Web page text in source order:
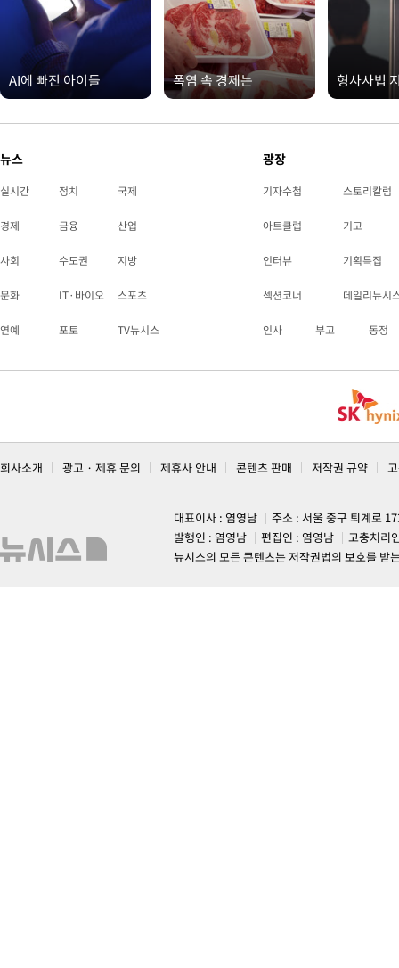
AI에 빠진 아이들 폭염 속 경제는 형사사법
뉴스
실시간 정치 국제
경제 금융 산업
사회 수도권 지방
문화 IT·바이오 스포츠
연예 포토 TV뉴시스
광장
기자수첩 스토리칼럼
아트클럽 기고
인터뷰 기획특집
섹션코너 데일리뉴시
인사 부고 동정
회사소개 광고 · 제휴 문의 제휴사 안내 콘텐츠 판매 저작권 규약
대표이사 : 염영남
주소 : 서울 중구 퇴계로
발행인 : 염영남
편집인 : 염영남
고충처리
뉴시스의 모든 콘텐츠는 저작권법의 보호를